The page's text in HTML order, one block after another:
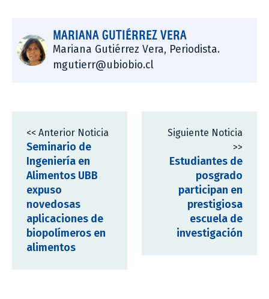
MARIANA GUTIÉRREZ VERA
Mariana Gutiérrez Vera, Periodista.
mgutierr@ubiobio.cl
<< Anterior Noticia
Seminario de
Ingeniería en
Alimentos UBB
expuso
novedosas
aplicaciones de
biopolímeros en
alimentos
Siguiente Noticia
>>
Estudiantes de
posgrado
participan en
prestigiosa
escuela de
investigación